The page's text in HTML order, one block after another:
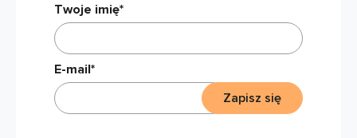
Twoje imię*
E-mail*
Zapisz się